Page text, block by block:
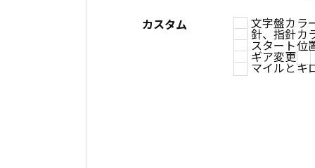
カスタム
文字盤カラ
針、指針カ
スタート位
ギア変更
マイルとキ